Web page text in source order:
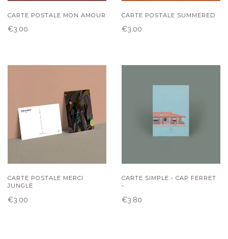
CARTE POSTALE MON AMOUR
€3.00
CARTE POSTALE SUMMERED
€3.00
CARTE POSTALE MERCI
JUNGLE
€3.00
CARTE SIMPLE - CAP FERRET
-
€3.80